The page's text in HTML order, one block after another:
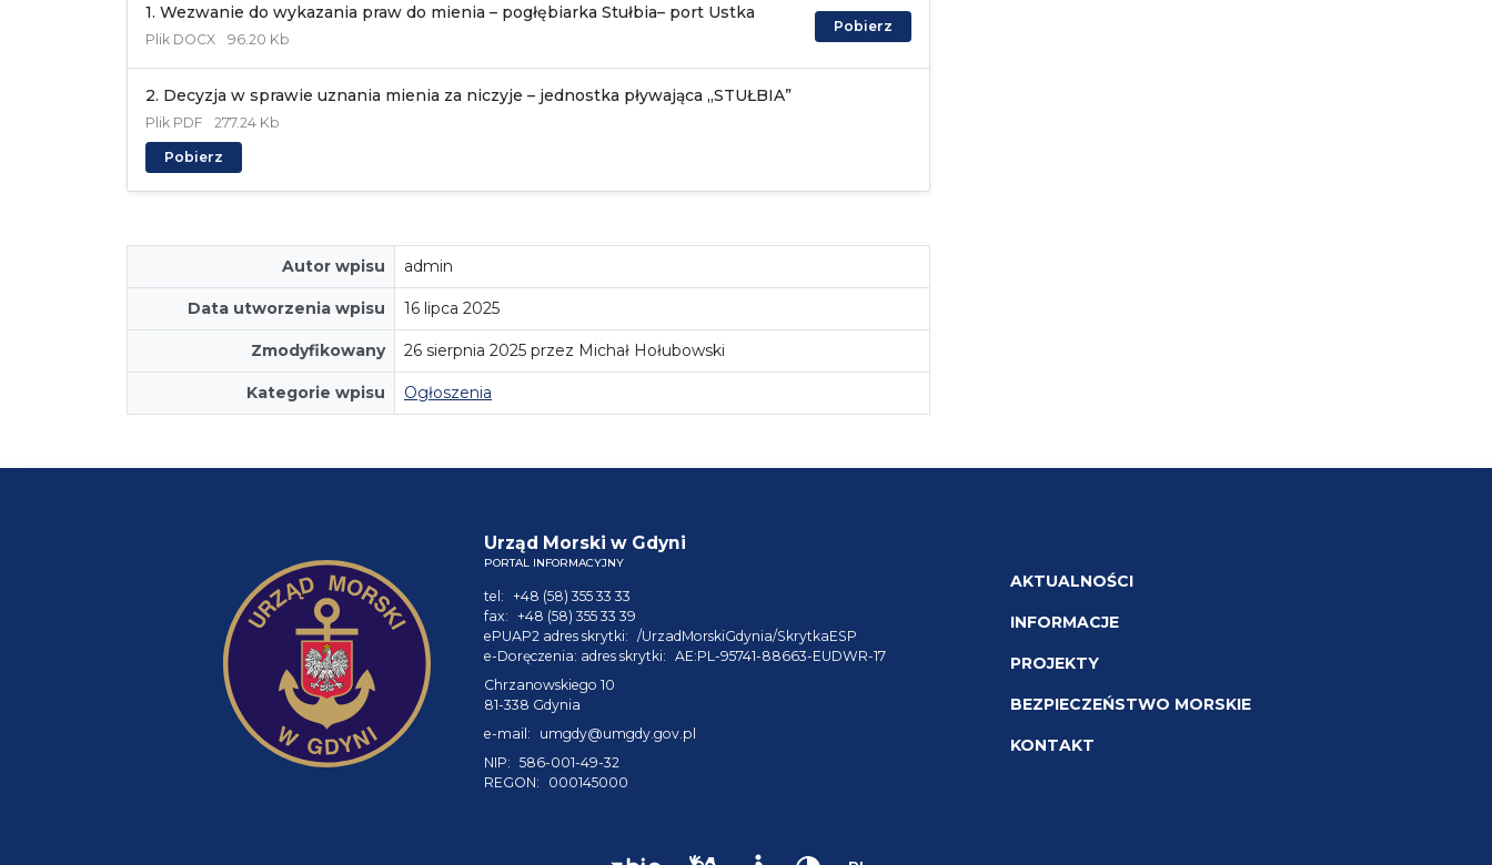
1. Wezwanie do wykazania praw do mienia – pogłębiarka Stułbia– port Ustka
Plik DOCX 96.20 Kb
Pobierz
2. Decyzja w sprawie uznania mienia za niczyje – jednostka pływająca „STUŁBIA”
Plik PDF 277.24 Kb
Pobierz
Autor wpisu admin
Data utworzenia wpisu 16 lipca 2025
Zmodyfikowany 26 sierpnia 2025 przez Michał Hołubowski
Kategorie wpisu Ogłoszenia
Urząd Morski w Gdyni
PORTAL INFORMACYJNY
tel: +48 (58) 355 33 33
fax: +48 (58) 355 33 39
ePUAP2 adres skrytki: /UrzadMorskiGdynia/SkrytkaESP
e-Doręczenia: adres skrytki: AE:PL-95741-88663-EUDWR-17
Chrzanowskiego 10
81-338 Gdynia
e-mail:
umgdy@umgdy.gov.pl
NIP: 586-001-49-32
REGON:
000145000
AKTUALNOŚCI
INFORMACJE
PROJEKTY
BEZPIECZEŃSTWO MORSKIE
KONTAKT